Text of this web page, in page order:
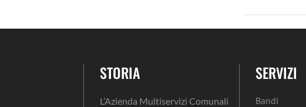
STORIA
L’Azienda Multiservizi Comunali
SERVIZI
Bandi